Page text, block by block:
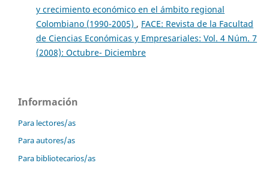
y crecimiento económico en el ámbito regional
Colombiano (1990-2005) , FACE: Revista de la Facultad
de Ciencias Económicas y Empresariales: Vol. 4 Núm. 7
(2008): Octubre- Diciembre
Información
Para lectores/as
Para autores/as
Para bibliotecarios/as